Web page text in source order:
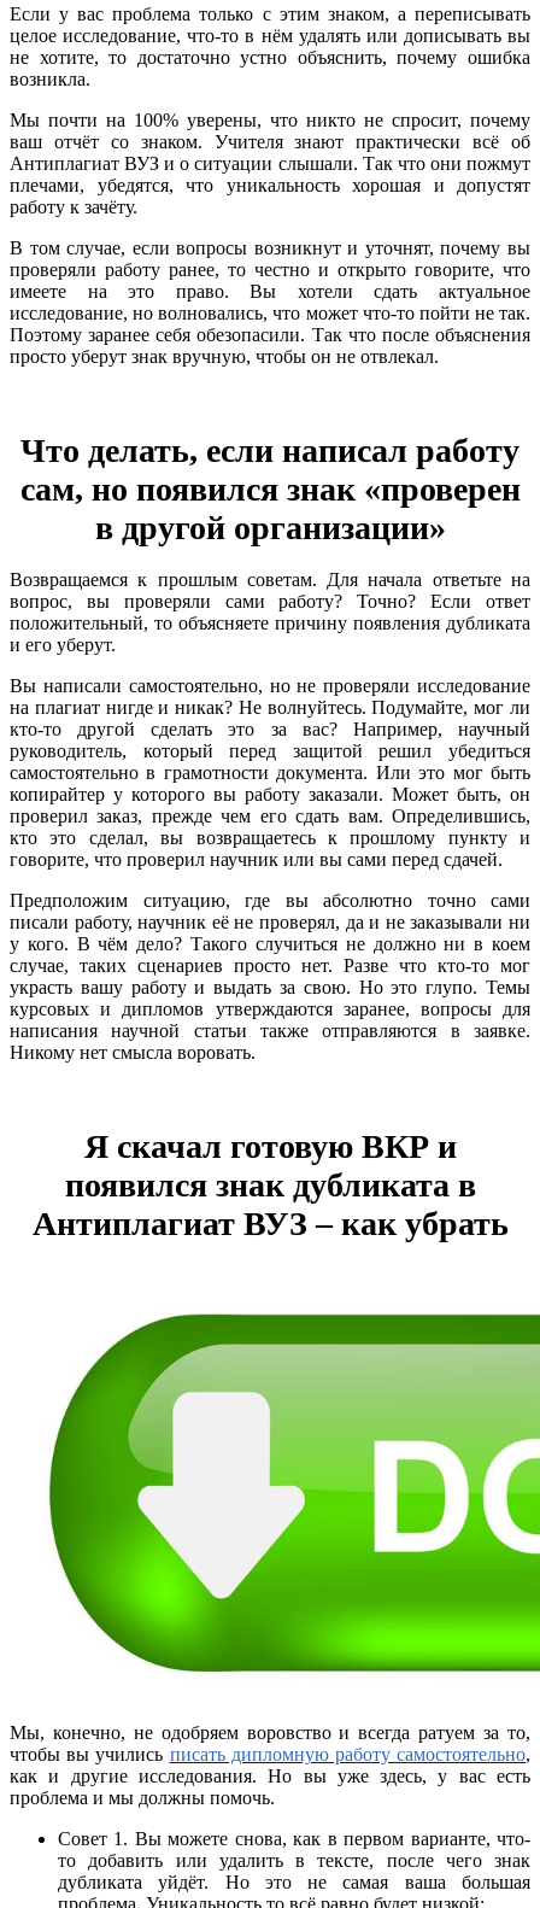
Если у вас проблема только с этим знаком, а переписывать
целое исследование, что-то в нём удалять или дописывать вы
не хотите, то достаточно устно объяснить, почему ошибка
возникла.
Мы почти на 100% уверены, что никто не спросит, почему
ваш отчёт со знаком. Учителя знают практически всё об
Антиплагиат ВУЗ и о ситуации слышали. Так что они пожмут
плечами, убедятся, что уникальность хорошая и допустят
работу к зачёту.
В том случае, если вопросы возникнут и уточнят, почему вы
проверяли работу ранее, то честно и открыто говорите, что
имеете на это право. Вы хотели сдать актуальное
исследование, но волновались, что может что-то пойти не так.
Поэтому заранее себя обезопасили. Так что после объяснения
просто уберут знак вручную, чтобы он не отвлекал.
Что делать, если написал работу
сам, но появился знак «проверен
в другой организации»
Возвращаемся к прошлым советам. Для начала ответьте на
вопрос, вы проверяли сами работу? Точно? Если ответ
положительный, то объясняете причину появления дубликата
и его уберут.
Вы написали самостоятельно, но не проверяли исследование
на плагиат нигде и никак? Не волнуйтесь. Подумайте, мог ли
кто-то другой сделать это за вас? Например, научный
руководитель, который перед защитой решил убедиться
самостоятельно в грамотности документа. Или это мог быть
копирайтер у которого вы работу заказали. Может быть, он
проверил заказ, прежде чем его сдать вам. Определившись,
кто это сделал, вы возвращаетесь к прошлому пункту и
говорите, что проверил научник или вы сами перед сдачей.
Предположим ситуацию, где вы абсолютно точно сами
писали работу, научник её не проверял, да и не заказывали ни
у кого. В чём дело? Такого случиться не должно ни в коем
случае, таких сценариев просто нет. Разве что кто-то мог
украсть вашу работу и выдать за свою. Но это глупо. Темы
курсовых и дипломов утверждаются заранее, вопросы для
написания научной статьи также отправляются в заявке.
Никому нет смысла воровать.
Я скачал готовую ВКР и
появился знак дубликата в
Антиплагиат ВУЗ – как убрать
Мы, конечно, не одобряем воровство и всегда ратуем за то,
чтобы вы учились писать дипломную работу самостоятельно,
как и другие исследования. Но вы уже здесь, у вас есть
проблема и мы должны помочь.
Совет 1. Вы можете снова, как в первом варианте, что-
то добавить или удалить в тексте, после чего знак
дубликата уйдёт. Но это не самая ваша большая
проблема. Уникальность то всё равно будет низкой;